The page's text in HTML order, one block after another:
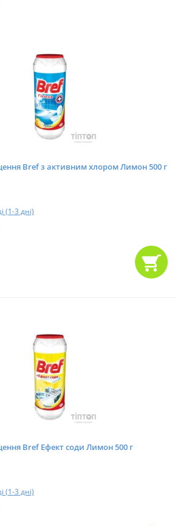
Bref з активним хлором Лимон 500 г
(1-3 дні)
Bref Ефект соди Лимон 500 г
(1-3 дні)